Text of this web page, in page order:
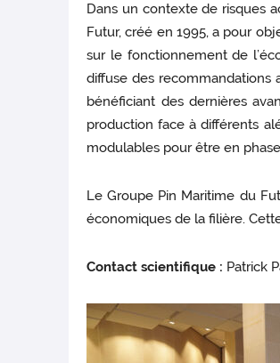
Dans un contexte de risques
Futur, créé en 1995, a pour
sur le fonctionnement de
diffuse des recommandations
bénéficiant des dernières
production face à différents
modulables pour être en
Le Groupe Pin Maritime du
économiques de la filière.
Contact scientifique : Patrick